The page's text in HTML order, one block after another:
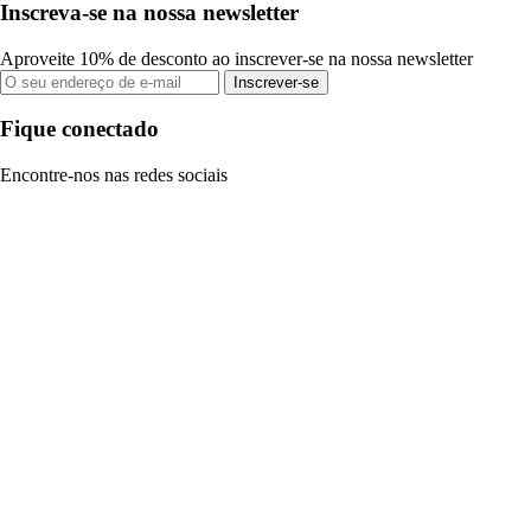
Inscreva-se na nossa newsletter
Aproveite 10% de desconto ao inscrever-se na nossa newsletter
Inscrever-se
Fique conectado
Encontre-nos nas redes sociais